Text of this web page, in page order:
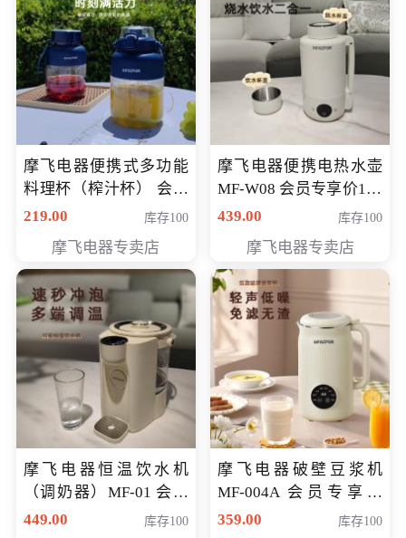
摩飞电器便携式多功能
料理杯（榨汁杯） 会员
专享价118元
219.00 库存100
摩飞电器专卖店
摩飞电器便携电热水壶
MF-W08 会员专享价198
元
439.00 库存100
摩飞电器专卖店
摩飞电器恒温饮水机
（调奶器）MF-01 会员
专享价366元
449.00 库存100
摩飞电器破壁豆浆机
MF-004A 会员专享价
168元
359.00 库存100